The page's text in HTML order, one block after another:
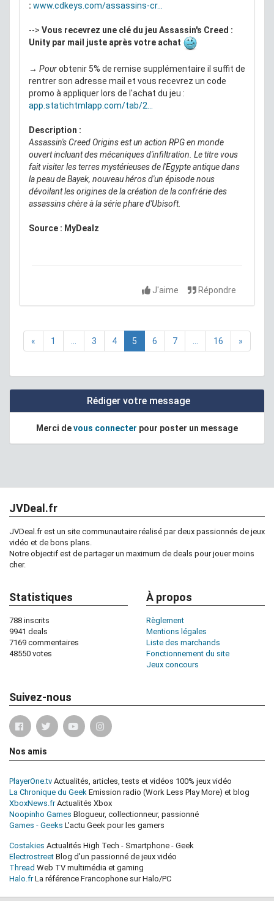
: www.cdkeys.com/assassins-cr...
--> Vous recevrez une clé du jeu Assassin's Creed :
Unity par mail juste après votre achat
→ Pourobtenir 5% de remise supplémentaire il suffit de
rentrer son adresse mail et vous recevrez un code
promo à appliquer lors de l'achat du jeu :
app.statichtmlapp.com/tab/2...
Description :
Assassin's Creed Origins est un action RPG en monde
ouvert incluant des mécaniques d'infiltration. Le titre vous
fait visiter les terres mystérieuses de l'Egypte antique dans
la peau de Bayek, nouveau héros d'un épisode nous
dévoilant les origines de la création de la confrérie des
assassins chère à la série phare d'Ubisoft.
Source : MyDealz
J'aime Répondre
« 1 3 4 5 6 7 16 »
Rédiger votre message
Merci devous connecter pour poster un message
JVDeal.fr
JVDeal.fr est un site communautaire réalisé par deux passionnés de jeux
vidéo et de bons plans.
Notre objectif est de partager un maximum de deals pour jouer moins
cher.
Statistiques
788 inscrits
9941 deals
7169 commentaires
48550 votes
À propos
Règlement
Mentions légales
Liste des marchands
Fonctionnement du site
Jeux concours
Suivez-nous
Nos amis
PlayerOne.tv Actualités, articles, tests et vidéos 100% jeux vidéo
La Chronique du Geek Emission radio (Work Less Play More) et blog
XboxNews.frActualités Xbox
Noopinho Games Blogueur, collectionneur, passionné
Games - Geeks L'actu Geek pour les gamers
Costakies Actualités High Tech - Smartphone - Geek
Electrostreet Blog d'un passionné de jeux vidéo
Thread Web TV multimédia et gaming
Halo.frLa référence Francophone sur Halo/PC